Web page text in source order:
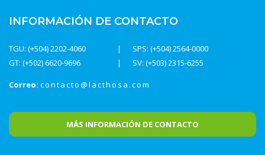
INFORMACIÓN DE CONTACTO
TGU: (+504) 2202-4060
SPS: (+504) 2564-0000
SV: (+503) 2315-6255
GT: (+502) 6620-9696
Correo: contacto@lacthosa.com
MÁS INFORMACIÓN DE CONTACTO